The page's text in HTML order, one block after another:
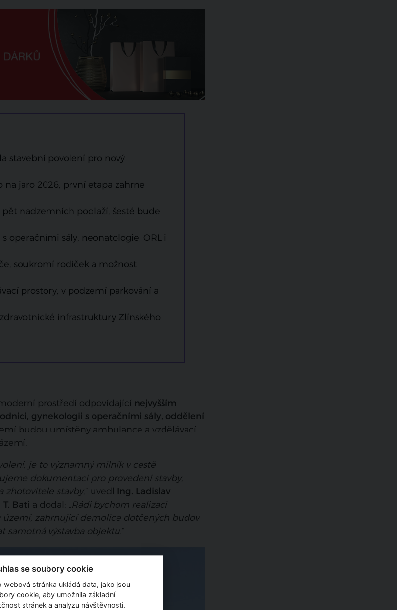
stavební povolení pro nový
na jaro 2026, první etapa zahrne
nadzemních podlaží, šesté bude
operačními sály, neonatologie, ORL i
soukromí rodiček a možnost
prostory, v podzemí parkování a
infrastruktury Zlínského
prostředí odpovídající nejvyšším
gynekologii s operačními sály, oddělení
budou umístěny ambulance a vzdělávací
je to významný milník v cestě
dokumentaci pro provedení stavby,
zhotovitele stavby,“ uvedl Ing. Ladislav
Bati a dodal: „Rádi bychom realizaci
zahrnující demolice dotčených budov
samotná výstavba objektu.“
se soubory cookie
webová stránka ukládá data, jako jsou
cookie, aby umožnila základní
stránek a analýzu návštěvnosti.